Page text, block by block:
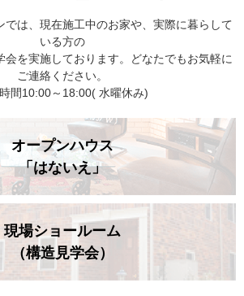
では、現在施工中のお家や、実際に暮らして
いる方の
会を実施しております。どなたでもお気軽に
ご連絡ください。
間10:00～18:00( 水曜休み)
オープンハウス
「はないえ」
現場ショールーム
（構造見学会）